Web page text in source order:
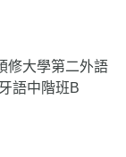
修大學第二外語
語中階班B